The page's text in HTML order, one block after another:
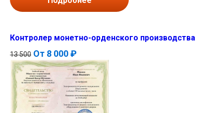
Контролер монетно-орденского производства
13 500 От 8 000 ₽